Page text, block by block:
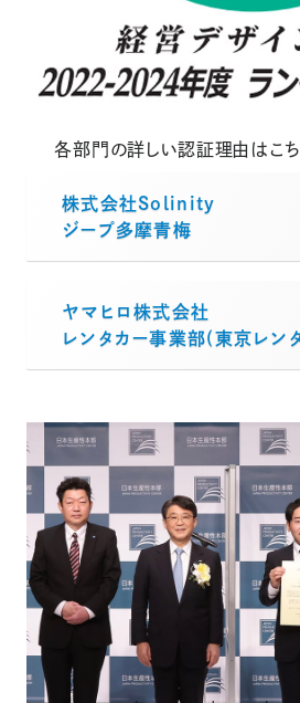
各部門の詳しい認証理由はこち
株式会社Solinity
ジープ多摩青梅
ヤマヒロ株式会社
レンタカー事業部(東京レン